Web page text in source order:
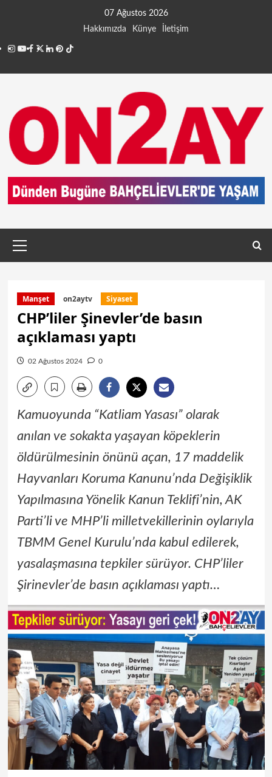
07 Ağustos 2026
Hakkımızda
Künye İletişim
Manşet on2aytv Siyaset
CHP’liler Şinevler’de basın
açıklaması yaptı
02 Ağustos 2024 0
Kamuoyunda “Katliam Yasası” olarak
anılan ve sokakta yaşayan köpeklerin
öldürülmesinin önünü açan, 17 maddelik
Hayvanları Koruma Kanunu’nda Değişiklik
Yapılmasına Yönelik Kanun Teklifi’nin, AK
Parti’li ve MHP’li milletvekillerinin oylarıyla
TBMM Genel Kurulu’nda kabul edilerek,
yasalaşmasına tepkiler sürüyor. CHP’liler
Şirinevler’de basın açıklaması yaptı…